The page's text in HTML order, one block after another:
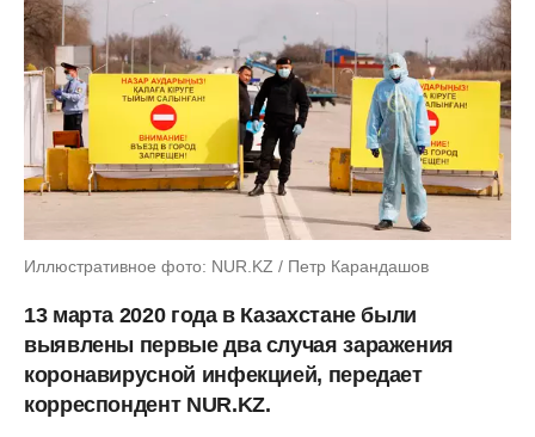
Иллюстративное фото: NUR.KZ / Петр Карандашов
13 марта 2020 года в Казахстане были
выявлены первые два случая заражения
коронавирусной инфекцией, передает
корреспондент NUR.KZ.